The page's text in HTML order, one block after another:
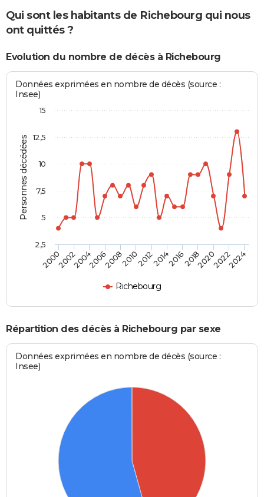
Qui sont les habitants de Richebourg qui nous
ont quittés ?
Evolution du nombre de décès à Richebourg
Personnes décédées
Données exprimées en nombre de décès (source :
Insee)
Richebourg
2000200220042006200820102012201420162018202020222024
2,5
5
7,5
10
12,5
15
Répartition des décès à Richebourg par sexe
Données exprimées en nombre de décès (source :
Insee)